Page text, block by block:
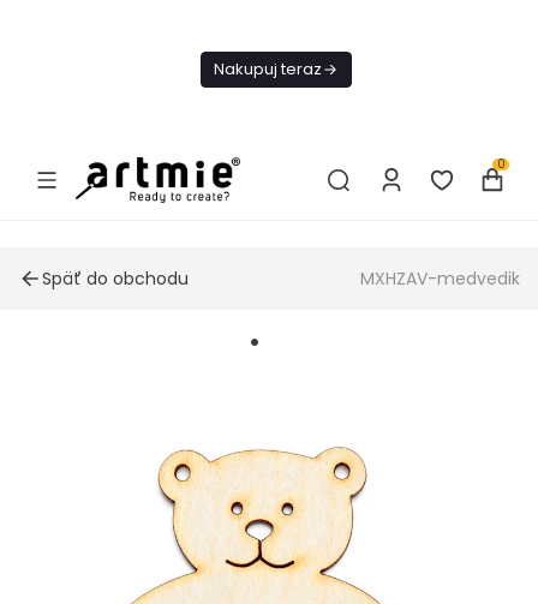
Nakupuj teraz
0
Späť do obchodu MXHZAV-medvedik